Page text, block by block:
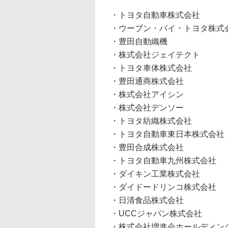
・トヨタ自動車株式会社
・ウーブン・バイ・トヨタ株式
・豊田自動織機
・株式会社ジェイテクト
・トヨタ車体株式会社
・豊田通商株式会社
・株式会社アイシン
・株式会社デンソー
・トヨタ紡織株式会社
・トヨタ自動車東日本株式会社
・豊田合成株式会社
・トヨタ自動車九州株式会社
・ダイキン工業株式会社
・ダイドードリンコ株式会社
・日清食品株式会社
・UCCジャパン株式会社